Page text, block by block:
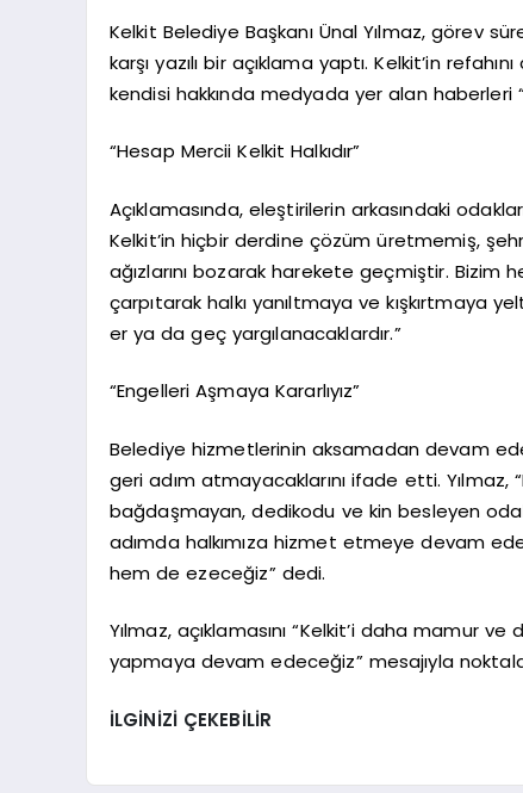
Kelkit Belediye Başkanı Ünal Yılmaz, görev
karşı yazılı bir açıklama yaptı. Kelkit’in
kendisi hakkında medyada yer alan haberleri
“Hesap Mercii Kelkit Halkıdır”
Açıklamasında, eleştirilerin arkasındaki
Kelkit’in hiçbir derdine çözüm üretmemiş,
ağızlarını bozarak harekete geçmiştir. Bizim
çarpıtarak halkı yanıltmaya ve kışkırtmaya
er ya da geç yargılanacaklardır.”
“Engelleri Aşmaya Kararlıyız”
Belediye hizmetlerinin aksamadan devam
geri adım atmayacaklarını ifade etti.
bağdaşmayan, dedikodu ve kin besleyen
adımda halkımıza hizmet etmeye devam
hem de ezeceğiz” dedi.
Yılmaz, açıklamasını “Kelkit’i daha mamur
yapmaya devam edeceğiz” mesajıyla
İLGİNİZİ ÇEKEBİLİR